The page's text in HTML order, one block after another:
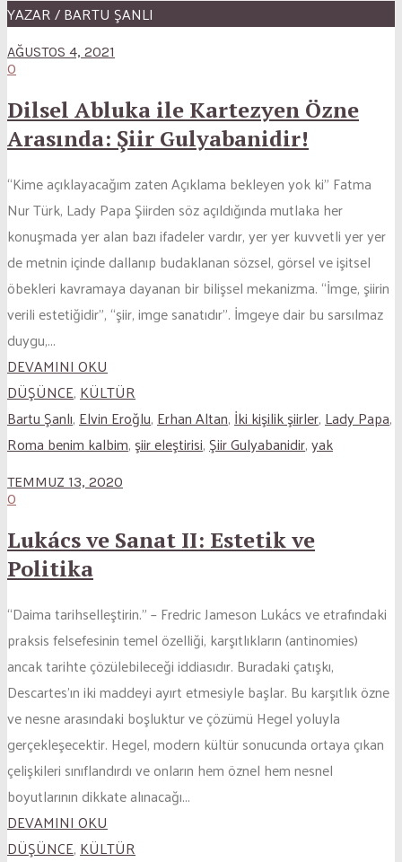
YAZAR / BARTU ŞANLI
AĞUSTOS 4, 2021
0
Dilsel Abluka ile Kartezyen Özne
Arasında: Şiir Gulyabanidir!
“Kime açıklayacağım zaten Açıklama bekleyen yok ki” Fatma
Nur Türk, Lady Papa Şiirden söz açıldığında mutlaka her
konuşmada yer alan bazı ifadeler vardır, yer yer kuvvetli yer yer
de metnin içinde dallanıp budaklanan sözsel, görsel ve işitsel
öbekleri kavramaya dayanan bir bilişsel mekanizma. “İmge, şiirin
verili estetiğidir”, “şiir, imge sanatıdır”. İmgeye dair bu sarsılmaz
duygu,...
DEVAMINI OKU
DÜŞÜNCE,KÜLTÜR
Bartu Şanlı,Elvin Eroğlu,Erhan Altan,İki kişilik şiirler,Lady Papa,
Roma benim kalbim,şiir eleştirisi,Şiir Gulyabanidir,yak
TEMMUZ 13, 2020
0
Lukács ve Sanat II: Estetik ve
Politika
“Daima tarihselleştirin.” – Fredric Jameson Lukács ve etrafındaki
praksis felsefesinin temel özelliği, karşıtlıkların (antinomies)
ancak tarihte çözülebileceği iddiasıdır. Buradaki çatışkı,
Descartes’ın iki maddeyi ayırt etmesiyle başlar. Bu karşıtlık özne
ve nesne arasındaki boşluktur ve çözümü Hegel yoluyla
gerçekleşecektir. Hegel, modern kültür sonucunda ortaya çıkan
çelişkileri sınıflandırdı ve onların hem öznel hem nesnel
boyutlarının dikkate alınacağı...
DEVAMINI OKU
DÜŞÜNCE, KÜLTÜR